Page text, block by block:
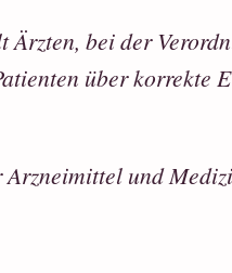
Ärzten, bei der
über korrekte
und